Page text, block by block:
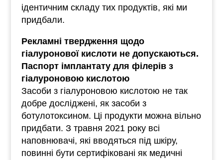
ідентичним складу тих продуктів, які ми
придбали.
Рекламні твердження щодо
гіалуронової кислоти не допускаються.
Паспорт імплантату для філерів з
гіалуроновою кислотою
Засоби з гіалуроновою кислотою не так
добре досліджені, як засоби з
ботулотоксином. Ці продукти можна вільно
придбати. З травня 2021 року всі
наповнювачі, які вводяться під шкіру,
повинні бути сертифіковані як медичні